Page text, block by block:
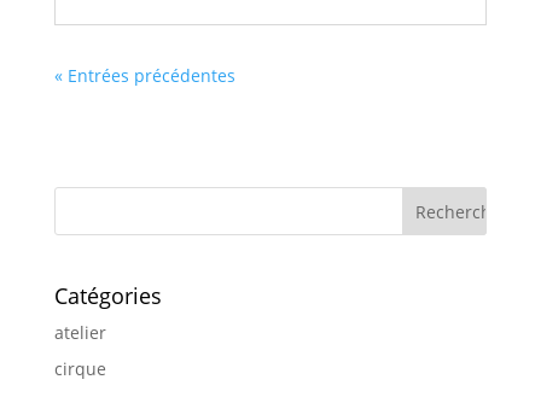
« Entrées précédentes
Catégories
atelier
cirque